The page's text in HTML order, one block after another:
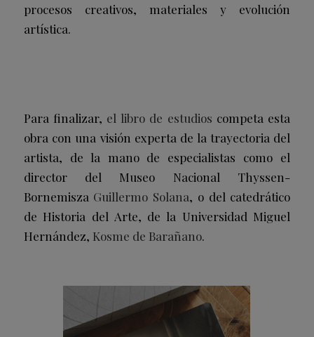
procesos creativos, materiales y evolución
artística.
Para finalizar, el libro de estudios competa esta
obra con una visión experta de la trayectoria del
artista, de la mano de especialistas como el
director del Museo Nacional Thyssen-
Bornemisza Guillermo Solana, o del catedrático
de Historia del Arte, de la Universidad Miguel
Hernández, Kosme de Barañano.